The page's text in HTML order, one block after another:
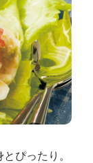
ぴったり。